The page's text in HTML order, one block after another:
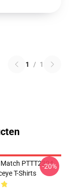
1 / 1
PTTT2304
T-Shirts
-20%